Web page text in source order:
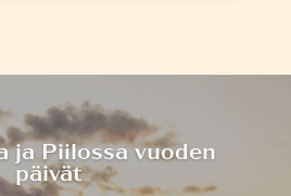
ja Piilossa vuoden
päivät